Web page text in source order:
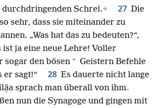
durchdringenden Schrei.+ 27 Die
sehr, dass sie miteinander zu
„Was hat das zu bedeuten?“,
ist ja eine neue Lehre! Voller
den bösen * Geistern Befehle
er sagt!“
28 Es dauerte nicht lange
sprach man überall von ihm.
nun die Synagoge und gingen mit